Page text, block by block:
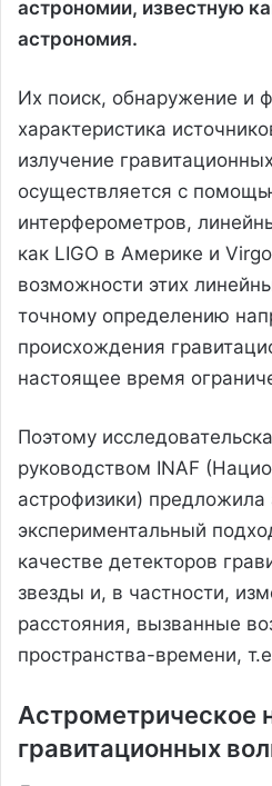
астрономии, известную
астрономия.
Их поиск, обнаружение и
характеристика
излучение
осуществляется с
интерферометров,
как LIGO в Америке и
возможности этих
точному определению
происхождения
настоящее время
Поэтому
руководством INAF
астрофизики) предложила
экспериментальный
качестве детекторов
звезды и, в частности,
расстояния, вызванные
пространства-времени,
Астрометрическое
гравитационных